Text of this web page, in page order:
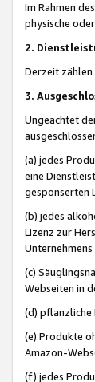
Im Rahmen
physische
2.
Derzeit zählen
3.
Ungeachtet
(a) jedes
eine
gesponserten
(b) jedes
Lizenz zur
(c)
Webseiten in
(d) pflanzliche
(e) Produkte
Amazon-
(f) jedes